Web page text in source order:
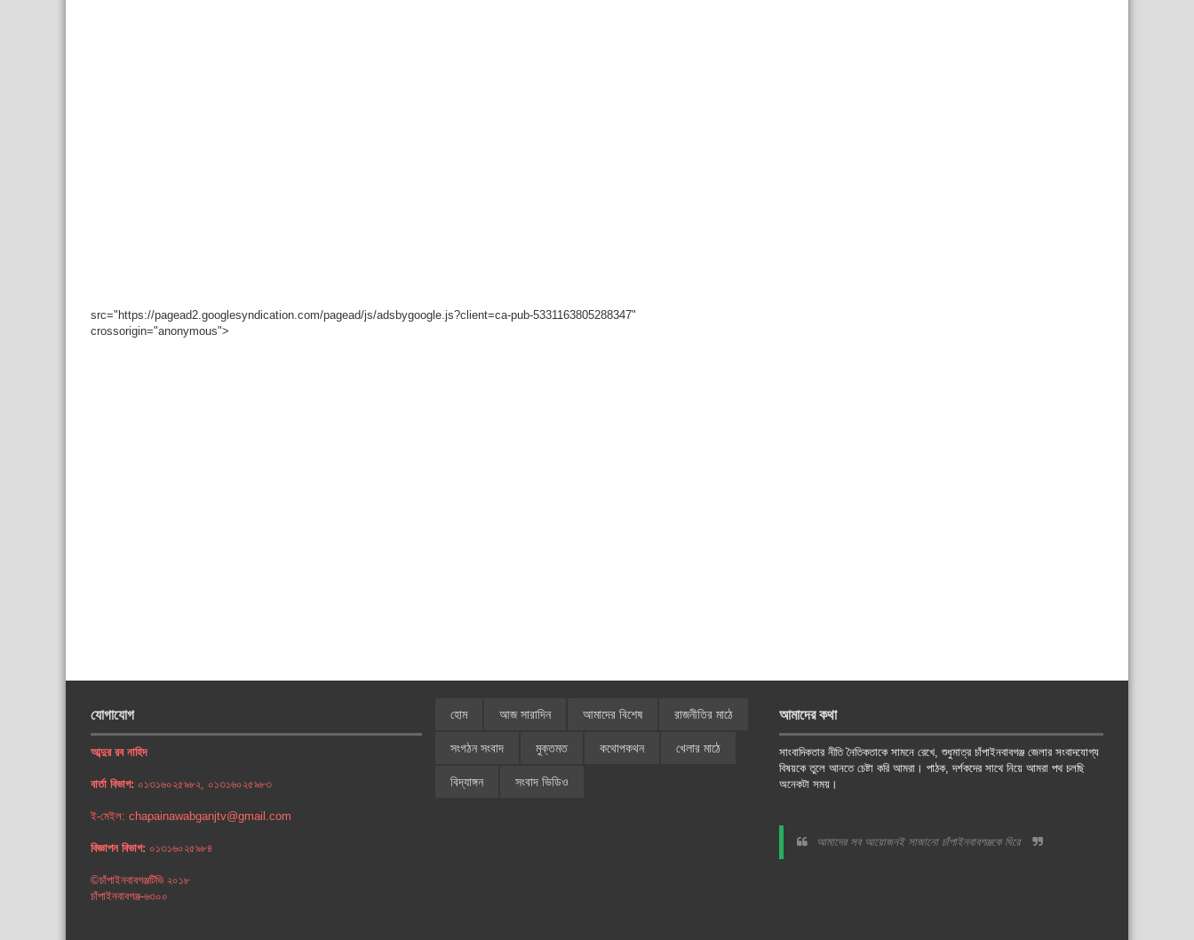
src="https://pagead2.googlesyndication.com/pagead/js/adsbygoogle.js?client=ca-pub-5331163805288347"
crossorigin="anonymous">
যোগাযোগ
আব্দুর রব নাহিদ
বার্তা বিভাগ: ০১৩১৬০২৫৯৮২, ০১৩১৬০২৫৯৮৩
ই-মেইল: chapainawabganjtv@gmail.com
বিজ্ঞাপন বিভাগ: ০১৩১৬০২৫৯৮৪
©চাঁপাইনবাবগঞ্জটিভি ২০১৮
চাঁপাইনবাবগঞ্জ-৬৩০০
হোম আজ সারাদিন আমাদের বিশেষ রাজনীতির মাঠে
সংগঠন সংবাদ মুক্তমত কথোপকথন খেলার মাঠে
বিদ্যাঙ্গন সংবাদ ভিডিও
আমাদের কথা
সাংবাদিকতার নীতি নৈতিকতাকে সামনে রেখে, শুধুমাত্র চাঁপাইনবাবগঞ্জ জেলার সংবাদযোগ্য
বিষয়কে তুলে আনতে চেষ্টা করি আমরা। পাঠক, দর্শকদের সাথে নিয়ে আমরা পথ চলছি
অনেকটা সময়।
আমাদের সব আয়োজনই সাজানো চাঁপাইনবাবগঞ্জকে ঘিরে